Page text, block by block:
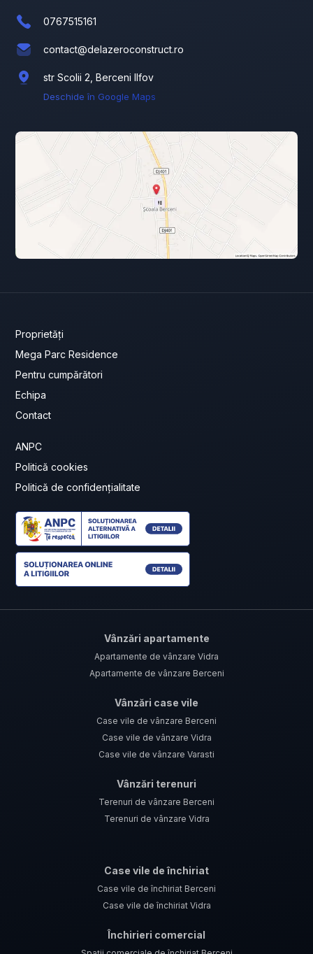
0767515161
contact@delazeroconstruct.ro
str Scolii 2, Berceni Ilfov
Deschide în Google Maps
Proprietăți
Mega Parc Residence
Pentru cumpărători
Echipa
Contact
ANPC
Politică cookies
Politică de confidențialitate
Vânzări apartamente
Apartamente de vânzare Vidra
Apartamente de vânzare Berceni
Vânzări case vile
Case vile de vânzare Berceni
Case vile de vânzare Vidra
Case vile de vânzare Varasti
Vânzări terenuri
Terenuri de vânzare Berceni
Terenuri de vânzare Vidra
Case vile de închiriat
Case vile de închiriat Berceni
Case vile de închiriat Vidra
Închirieri comercial